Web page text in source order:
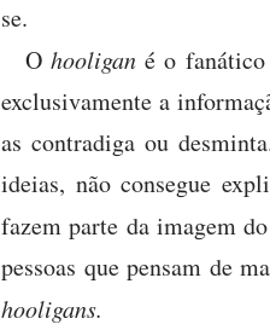
se.
Ohooligan é o
exclusivamente a
as contradiga ou
ideias, não consegue
fazem parte da imagem
pessoas que pensam de
hooligans.